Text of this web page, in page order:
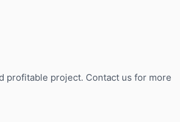
profitable project. Contact us for more